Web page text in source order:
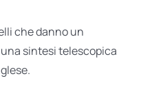
che danno un
sintesi telescopica